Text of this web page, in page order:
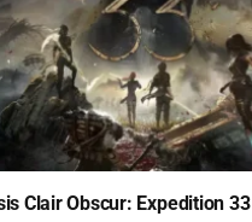
Clair Obscur: Expedition 33